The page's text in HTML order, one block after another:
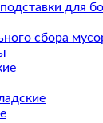
для
сбора